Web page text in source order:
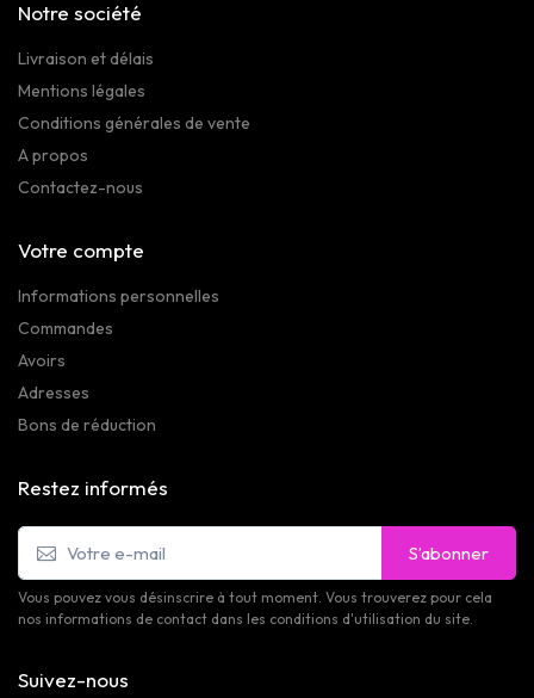
Notre société
Livraison et délais
Mentions légales
Conditions générales de vente
A propos
Contactez-nous
Votre compte
Informations personnelles
Commandes
Avoirs
Adresses
Bons de réduction
Restez informés
S’abonner
Vous pouvez vous désinscrire à tout moment. Vous trouverez pour cela
nos informations de contact dans les conditions d'utilisation du site.
Suivez-nous